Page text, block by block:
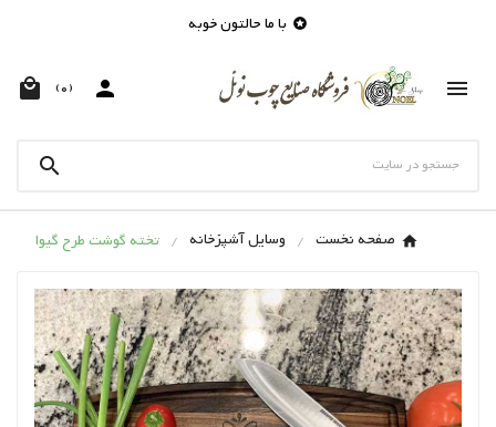
 با ما حالتون خوبه


 (0)

صفحه نخست وسایل آشپزخانه تخته گوشت طرح گیوا